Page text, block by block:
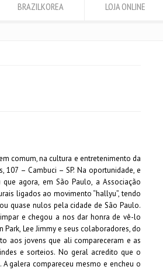
BRAZILKOREA LOJA ONLINE
comum, na cultura e entretenimento da
– Cambuci – SP. Na oportunidade, e
agora, em São Paulo, a Associação
ligados ao movimento “hallyu”, tendo
quase nulos pela cidade de São Paulo.
e chegou a nos dar honra de vê-lo
Lee Jimmy e seus colaboradores, do
aos jovens que ali compareceram e as
e sorteios. No geral acredito que o
galera compareceu mesmo e encheu o